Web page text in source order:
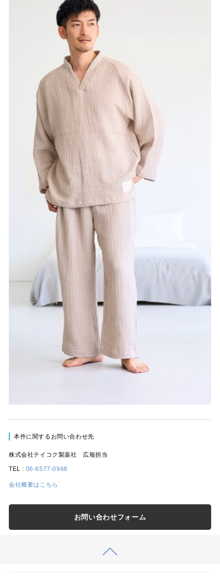
本件に関するお問い合わせ先
株式会社テイコク製薬社 広報担当
TEL : 06-6577-0966
会社概要はこちら
お問い合わせフォーム